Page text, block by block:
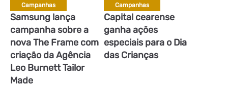
Campanhas
Samsung lança
campanha sobre a
nova The Frame com
criação da Agência
Leo Burnett Tailor
Made
Campanhas
Capital cearense
ganha ações
especiais para o Dia
das Crianças